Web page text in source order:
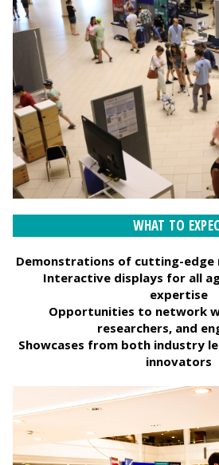
WHAT TO
Demonstrations of cutting-
Interactive displays for all
expertise
Opportunities to network
researchers, and
Showcases from both industry
innovators